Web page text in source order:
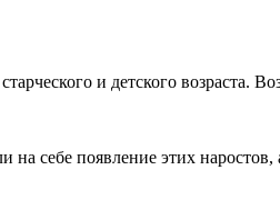
и детского возраста.
себе появление этих